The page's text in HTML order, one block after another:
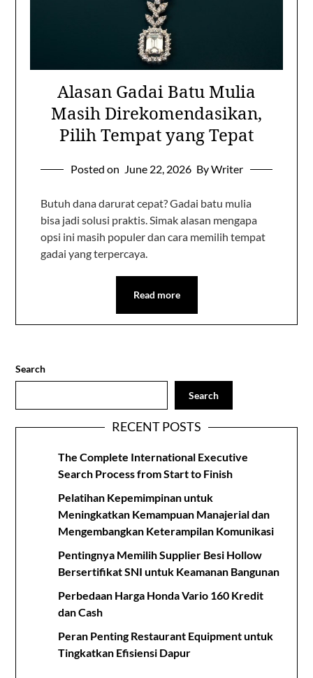
Alasan Gadai Batu Mulia
Masih Direkomendasikan,
Pilih Tempat yang Tepat
Posted on June 22, 2026 By Writer
Butuh dana darurat cepat? Gadai batu mulia
bisa jadi solusi praktis. Simak alasan mengapa
opsi ini masih populer dan cara memilih tempat
gadai yang terpercaya.
Read more
Search
Search
RECENT POSTS
The Complete International Executive
Search Process from Start to Finish
Pelatihan Kepemimpinan untuk
Meningkatkan Kemampuan Manajerial dan
Mengembangkan Keterampilan Komunikasi
Pentingnya Memilih Supplier Besi Hollow
Bersertifikat SNI untuk Keamanan Bangunan
Perbedaan Harga Honda Vario 160 Kredit
dan Cash
Peran Penting Restaurant Equipment untuk
Tingkatkan Efisiensi Dapur